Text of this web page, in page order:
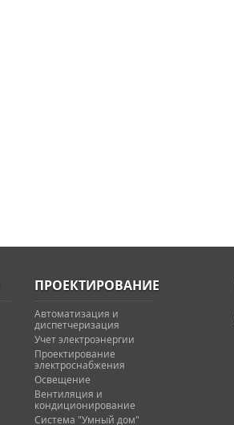
ПРОЕКТИРОВАНИЕ
Автоматизация и
диспетчеризация
Учет электроэнергии
Проектирование
электроснабжения
Освещение
Вентиляция и
кондиционирование
Система "Умный дом"